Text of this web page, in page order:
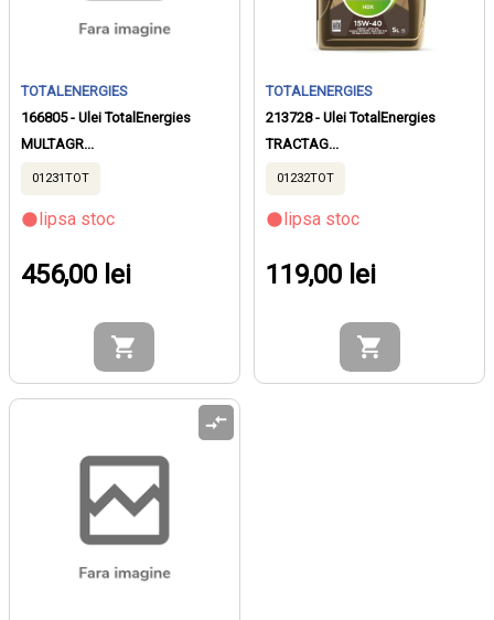
TOTALENERGIES
166805 - Ulei TotalEnergies
MULTAGR...
01231TOT
lipsa stoc
456,00 lei
TOTALENERGIES
213728 - Ulei TotalEnergies
TRACTAG...
01232TOT
lipsa stoc
119,00 lei